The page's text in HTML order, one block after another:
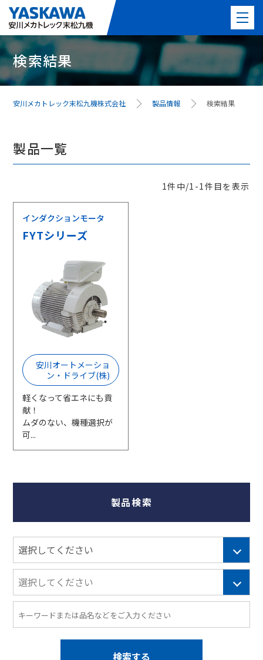
最新情報
採用情報
製品情報
事業紹介
検索結果
安川メカトレック末松九機株式会社 製品情報 検索結果
製品一覧
1件中/1-1件目を表示
インダクションモータ
FYTシリーズ
安川オートメーショ
ン・ドライブ(株)
軽くなって省エネにも貢
献！
ムダのない、機種選択が
可...
製品検索